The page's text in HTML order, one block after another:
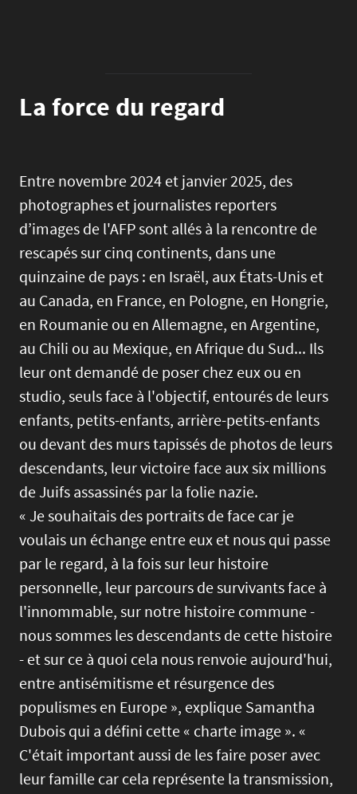
La force du regard
Entre novembre 2024 et janvier 2025, des
photographes et journalistes reporters
d’images de l'AFP sont allés à la rencontre de
rescapés sur cinq continents, dans une
quinzaine de pays : en Israël, aux États-Unis et
au Canada, en France, en Pologne, en Hongrie,
en Roumanie ou en Allemagne, en Argentine,
au Chili ou au Mexique, en Afrique du Sud... Ils
leur ont demandé de poser chez eux ou en
studio, seuls face à l'objectif, entourés de leurs
enfants, petits-enfants, arrière-petits-enfants
ou devant des murs tapissés de photos de leurs
descendants, leur victoire face aux six millions
de Juifs assassinés par la folie nazie.
« Je souhaitais des portraits de face car je
voulais un échange entre eux et nous qui passe
par le regard, à la fois sur leur histoire
personnelle, leur parcours de survivants face à
l'innommable, sur notre histoire commune -
nous sommes les descendants de cette histoire
- et sur ce à quoi cela nous renvoie aujourd'hui,
entre antisémitisme et résurgence des
populismes en Europe », explique Samantha
Dubois qui a défini cette « charte image ». «
C'était important aussi de les faire poser avec
leur famille car cela représente la transmission,